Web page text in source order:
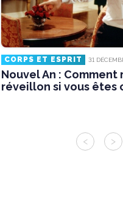
CORPS ET ESPRIT 31
Nouvel An : Comment
réveillon si vous êtes
< >